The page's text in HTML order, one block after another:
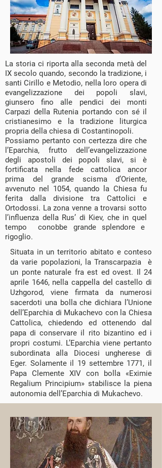
La storia ci riporta alla seconda metà del
IX secolo quando, secondo la tradizione, i
santi Cirillo e Metodio, nella loro opera di
evangelizzazione dei popoli slavi,
giunsero fino alle pendici dei monti
Carpazi della Rutenia portando con sé il
cristianesimo e la tradizione liturgica
propria della chiesa di Costantinopoli.
Possiamo pertanto con certezza dire che
l’Eparchia, frutto dell’evangelizzazione
degli apostoli dei popoli slavi, si è
fortificata nella fede cattolica ancor
prima del grande scisma d’Oriente,
avvenuto nel 1054, quando la Chiesa fu
ferita dalla divisione tra Cattolici e
Ortodossi. La zona venne a trovarsi sotto
l’influenza della Rus’ di Kiev, che in quel
tempo conobbe grande splendore e
rigoglio.
Situata in un territorio abitato e conteso
da varie popolazioni, la Transcarpazia è
un ponte naturale fra est ed ovest. Il 24
aprile 1646, nella cappella del castello di
Uzhgorod, viene firmata da numerosi
sacerdoti una bolla che dichiara l’Unione
dell’Eparchia di Mukachevo con la Chiesa
Cattolica, chiedendo ed ottenendo dal
papa di conservare il rito bizantino ed i
propri costumi. L’Eparchia viene pertanto
subordinata alla Diocesi ungherese di
Eger. Solamente il 19 settembre 1771, il
Papa Clemente XIV con bolla «Eximie
Regalium Principium» stabilisce la piena
autonomia dell’Eparchia di Mukachevo.